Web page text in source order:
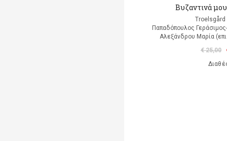
Βυζαντινά
Troelsgård
Παπαδόπουλος
Αλεξάνδρου Μαρία
€ 25,00